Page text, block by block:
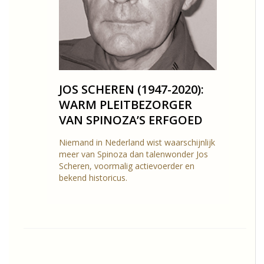
JOS SCHEREN (1947-2020):
WARM PLEITBEZORGER
VAN SPINOZA’S ERFGOED
Niemand in Nederland wist waarschijnlijk
meer van Spinoza dan talenwonder Jos
Scheren, voormalig actievoerder en
bekend historicus.